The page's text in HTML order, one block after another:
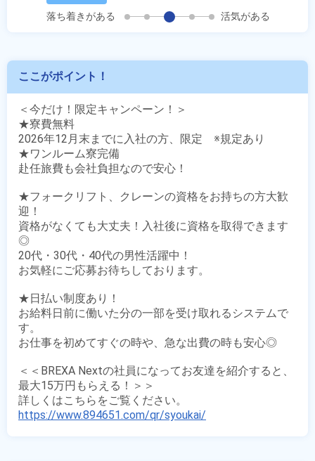
落ち着きがある
活気がある
ここがポイント！
＜今だけ！限定キャンペーン！＞
★寮費無料
2026年12月末までに入社の方、限定　※規定あり
★ワンルーム寮完備
赴任旅費も会社負担なので安心！
★フォークリフト、クレーンの資格をお持ちの方大歓
迎！
資格がなくても大丈夫！入社後に資格を取得できます
◎
20代・30代・40代の男性活躍中！
お気軽にご応募お待ちしております。
★日払い制度あり！
お給料日前に働いた分の一部を受け取れるシステムで
す。
お仕事を初めてすぐの時や、急な出費の時も安心◎
＜＜BREXA Nextの社員になってお友達を紹介すると、
最大15万円もらえる！＞＞
https://www.894651.com/qr/syoukai/